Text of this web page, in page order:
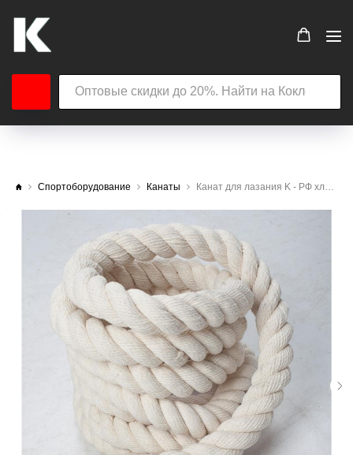
Спортоборудование Канаты Канат для лазания K - РФ хлопчатобумажный